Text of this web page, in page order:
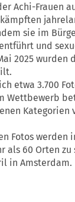
Achi-Frauen
sie im
und
2025 wurden
etwa 3.700
Wettbewerb
Kategorien
Fotos werden
als 60 Orten zu
in Amsterdam.